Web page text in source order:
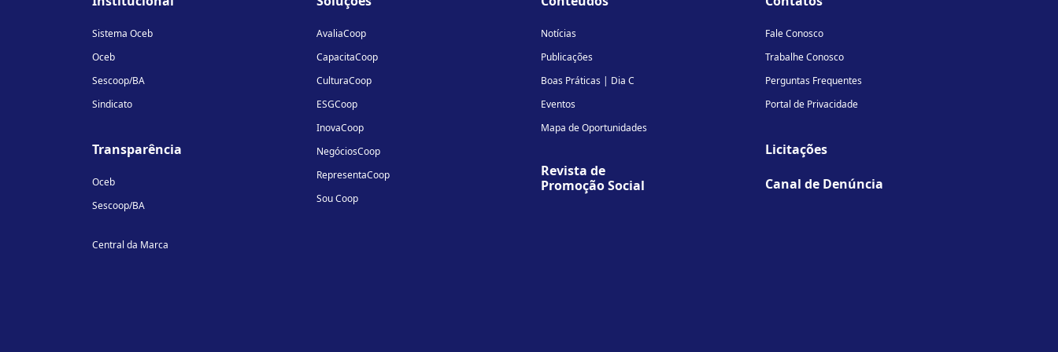
Sistema Oceb
Oceb
Sescoop/BA
Sindicato
Transparência
Oceb
Sescoop/BA
Central da Marca
AvaliaCoop
CapacitaCoop
CulturaCoop
ESGCoop
InovaCoop
NegóciosCoop
RepresentaCoop
Sou Coop
Notícias
Publicações
Boas Práticas | Dia C
Eventos
Mapa de Oportunidades
Revista de
Promoção Social
Fale Conosco
Trabalhe Conosco
Perguntas Frequentes
Portal de Privacidade
Licitações
Canal de Denúncia